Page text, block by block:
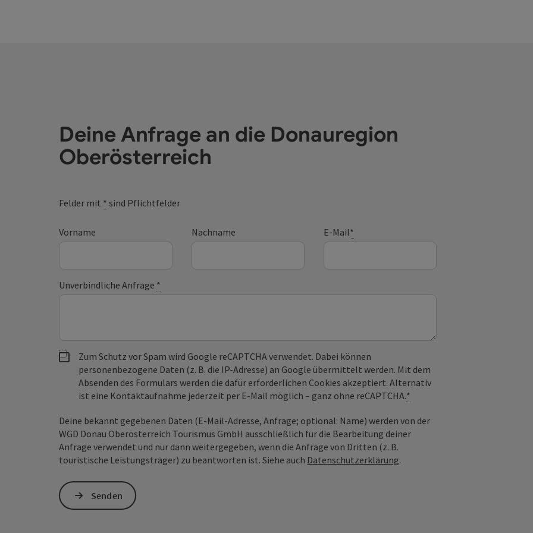
Deine Anfrage an die Donauregion
Oberösterreich
Felder mit * sind Pflichtfelder
Vorname Nachname E-Mail*
Unverbindliche Anfrage *
Zum Schutz vor Spam wird Google reCAPTCHA verwendet. Dabei können
personenbezogene Daten (z. B. die IP-Adresse) an Google übermittelt werden. Mit dem
Absenden des Formulars werden die dafür erforderlichen Cookies akzeptiert. Alternativ
ist eine Kontaktaufnahme jederzeit per E-Mail möglich – ganz ohne reCAPTCHA.*
Deine bekannt gegebenen Daten (E-Mail-Adresse, Anfrage; optional: Name) werden von der
WGD Donau Oberösterreich Tourismus GmbH ausschließlich für die Bearbeitung deiner
Anfrage verwendet und nur dann weitergegeben, wenn die Anfrage von Dritten (z. B.
touristische Leistungsträger) zu beantworten ist. Siehe auch Datenschutzerklärung.
Senden